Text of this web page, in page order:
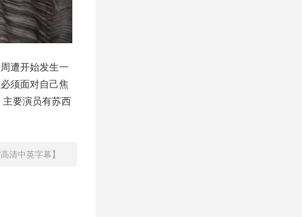
遭开始发生一
须面对自己焦
要演员有苏西
清中英字幕】